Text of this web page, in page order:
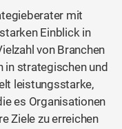
mit
Einblick in
von Branchen
in strategischen und
leistungsstarke,
es Organisationen
Ziele zu erreichen